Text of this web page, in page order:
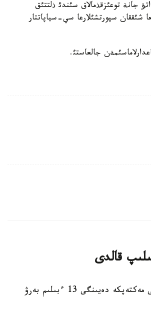
جانة توعئزقذمالاق سئندئ ذلتتئق
شئققان سپورتشئلارعا سي-سياپاتتار
جالعاستئ.
قىزىلوردا. KAZINFORM - بيىل قاڭتار ايىندا قىزىلوردا وبلىسىنداعى مەكتەپكە دەيىنگى 13 ءبىلىم بەرۋ